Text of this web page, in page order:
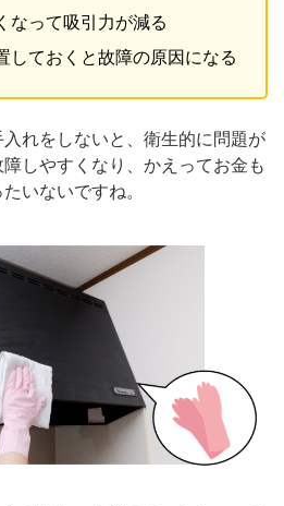
なって吸引力が減る
しておくと故障の原因になる
れをしないと、衛生的に問題が
しやすくなり、かえってお金も
いないですね。